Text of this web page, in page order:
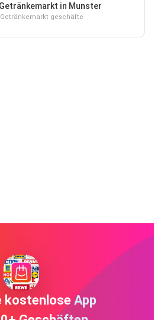
in Munster
geschäfte
kostenlose App